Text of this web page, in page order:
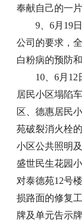
奉献自己的一片
9、6月19
公司的要求，
白粉病的预防
10、6月
居民小区塌陷
区、德惠居民
苑破裂消火栓
小区公共照明
盛世民生花园
对泰德苑12号
损路面的修复
牌及单元告示